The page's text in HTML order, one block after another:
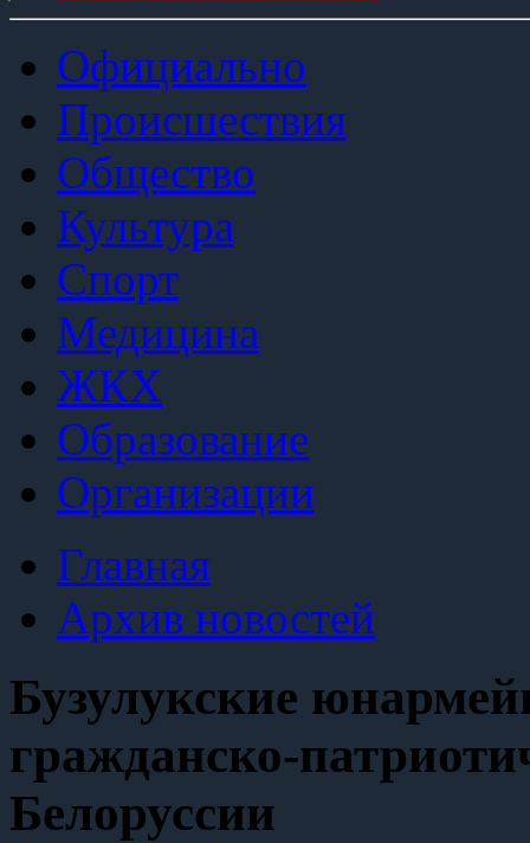
Официально
Происшествия
Общество
Культура
Спорт
Медицина
ЖКХ
Образование
Организации
Главная
Архив новостей
Бузулукские
гражданско-
Белоруссии